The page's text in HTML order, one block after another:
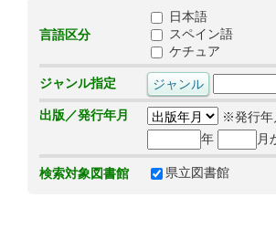
言語区分
日本語
スペイン語
ケチュア
ジャンル指定
出版／発行年月
※発行年
年
月
検索対象図書館 県立図書館